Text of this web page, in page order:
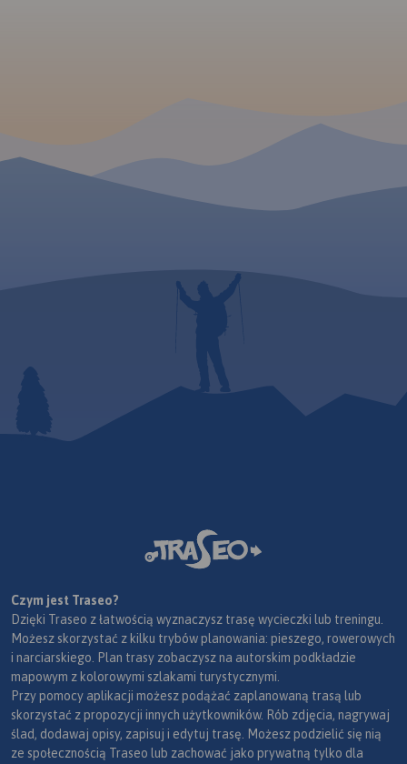
Czym jest Traseo?
Dzięki Traseo z łatwością wyznaczysz trasę wycieczki lub treningu.
Możesz skorzystać z kilku trybów planowania: pieszego, rowerowych
i narciarskiego. Plan trasy zobaczysz na autorskim podkładzie
mapowym z kolorowymi szlakami turystycznymi.
Przy pomocy aplikacji możesz podążać zaplanowaną trasą lub
skorzystać z propozycji innych użytkowników. Rób zdjęcia, nagrywaj
ślad, dodawaj opisy, zapisuj i edytuj trasę. Możesz podzielić się nią
ze społecznością Traseo lub zachować jako prywatną tylko dla